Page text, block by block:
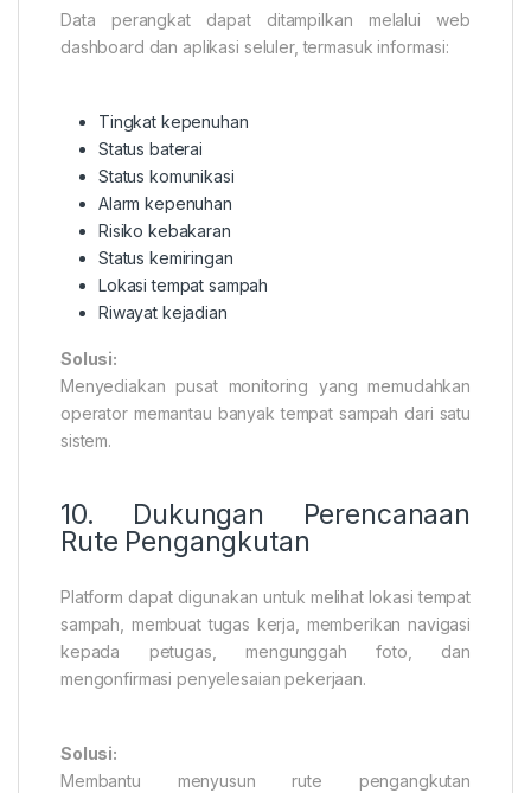
Data perangkat dapat ditampilkan melalui web
dashboard dan aplikasi seluler, termasuk informasi:
Tingkat kepenuhan
Status baterai
Status komunikasi
Alarm kepenuhan
Risiko kebakaran
Status kemiringan
Lokasi tempat sampah
Riwayat kejadian
Solusi:
Menyediakan pusat monitoring yang memudahkan
operator memantau banyak tempat sampah dari satu
sistem.
10. Dukungan Perencanaan
Rute Pengangkutan
Platform dapat digunakan untuk melihat lokasi tempat
sampah, membuat tugas kerja, memberikan navigasi
kepada petugas, mengunggah foto, dan
mengonfirmasi penyelesaian pekerjaan.
Solusi:
Membantu menyusun rute pengangkutan